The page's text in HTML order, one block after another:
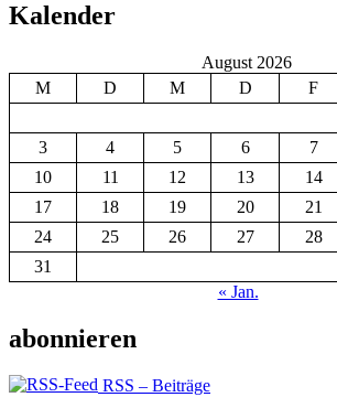
Kalender
August 2026
M
D M D F
3
4 5 6 7
10
11 12 13 14
17
18 19 20 21
24
25 26 27 28
31
« Jan.
abonnieren
RSS – Beiträge